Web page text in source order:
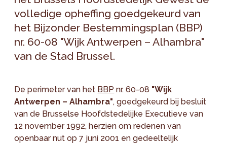
volledige opheffing goedgekeurd van
het Bijzonder Bestemmingsplan (BBP)
nr. 60-08 "Wijk Antwerpen – Alhambra"
van de Stad Brussel.
De perimeter van het BBP nr. 60-08 "Wijk
Antwerpen – Alhambra", goedgekeurd bij besluit
van de Brusselse Hoofdstedelijke Executieve van
12 november 1992, herzien om redenen van
openbaar nut op 7 juni 2001 en gedeeltelijk